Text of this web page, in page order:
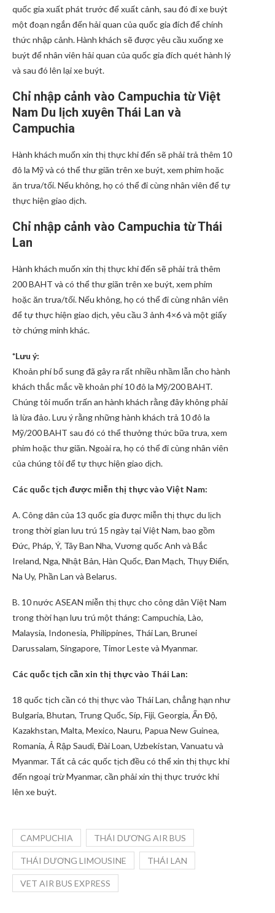
quốc gia xuất phát trước để xuất cảnh, sau đó đi xe buýt
một đoạn ngắn đến hải quan của quốc gia đích để chính
thức nhập cảnh. Hành khách sẽ được yêu cầu xuống xe
buýt để nhân viên hải quan của quốc gia đích quét hành lý
và sau đó lên lại xe buýt.
Chỉ nhập cảnh vào Campuchia từ Việt
Nam Du lịch xuyên Thái Lan và
Campuchia
Hành khách muốn xin thị thực khi đến sẽ phải trả thêm 10
đô la Mỹ và có thể thư giãn trên xe buýt, xem phim hoặc
ăn trưa/tối. Nếu không, họ có thể đi cùng nhân viên để tự
thực hiện giao dịch.
Chỉ nhập cảnh vào Campuchia từ Thái
Lan
Hành khách muốn xin thị thực khi đến sẽ phải trả thêm
200 BAHT và có thể thư giãn trên xe buýt, xem phim
hoặc ăn trưa/tối. Nếu không, họ có thể đi cùng nhân viên
để tự thực hiện giao dịch, yêu cầu 3 ảnh 4×6 và một giấy
tờ chứng minh khác.
*Lưu ý:
Khoản phí bổ sung đã gây ra rất nhiều nhầm lẫn cho hành
khách thắc mắc về khoản phí 10 đô la Mỹ/200 BAHT.
Chúng tôi muốn trấn an hành khách rằng đây không phải
là lừa đảo. Lưu ý rằng những hành khách trả 10 đô la
Mỹ/200 BAHT sau đó có thể thưởng thức bữa trưa, xem
phim hoặc thư giãn. Ngoài ra, họ có thể đi cùng nhân viên
của chúng tôi để tự thực hiện giao dịch.
Các quốc tịch được miễn thị thực vào Việt Nam:
A. Công dân của 13 quốc gia được miễn thị thực du lịch
trong thời gian lưu trú 15 ngày tại Việt Nam, bao gồm
Đức, Pháp, Ý, Tây Ban Nha, Vương quốc Anh và Bắc
Ireland, Nga, Nhật Bản, Hàn Quốc, Đan Mạch, Thụy Điển,
Na Uy, Phần Lan và Belarus.
B. 10 nước ASEAN miễn thị thực cho công dân Việt Nam
trong thời hạn lưu trú một tháng: Campuchia, Lào,
Malaysia, Indonesia, Philippines, Thái Lan, Brunei
Darussalam, Singapore, Timor Leste và Myanmar.
Các quốc tịch cần xin thị thực vào Thái Lan:
18 quốc tịch cần có thị thực vào Thái Lan, chẳng hạn như
Bulgaria, Bhutan, Trung Quốc, Síp, Fiji, Georgia, Ấn Độ,
Kazakhstan, Malta, Mexico, Nauru, Papua New Guinea,
Romania, Ả Rập Saudi, Đài Loan, Uzbekistan, Vanuatu và
Myanmar. Tất cả các quốc tịch đều có thể xin thị thực khi
đến ngoại trừ Myanmar, cần phải xin thị thực trước khi
lên xe buýt.
CAMPUCHIA THÁI DƯƠNG AIR BUS
THÁI DƯƠNG LIMOUSINE THÁI LAN
VET AIR BUS EXPRESS